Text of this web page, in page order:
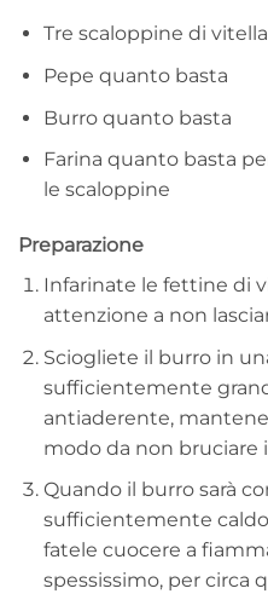
Tre scaloppine di vitella
Pepe quanto basta
Burro quanto basta
Farina quanto basta
le scaloppine
Preparazione
Infarinate le fettine di
attenzione a non
Sciogliete il burro in
sufficientemente
antiaderente,
modo da non bruciare
Quando il burro sarà
sufficientemente
fatele cuocere a
spessissimo, per circa